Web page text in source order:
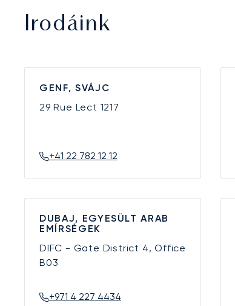
Irodáink
GENF, SVÁJC
29 Rue Lect 1217
+41 22 782 12 12
DUBAJ, EGYESÜLT ARAB
EMÍRSÉGEK
DIFC - Gate District 4, Office
B03
+971 4 227 4434